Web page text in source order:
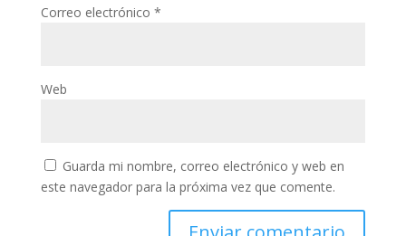
Correo electrónico *
Web
Guarda mi nombre, correo electrónico y web en
este navegador para la próxima vez que comente.